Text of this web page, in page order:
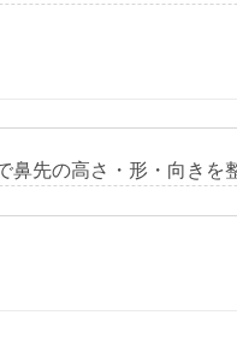
鼻先の高さ・形・向きを